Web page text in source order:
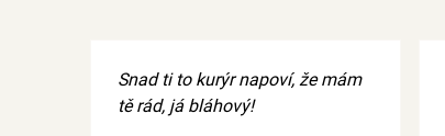
Snad ti to kurýr napoví, že mám
tě rád, já bláhový!